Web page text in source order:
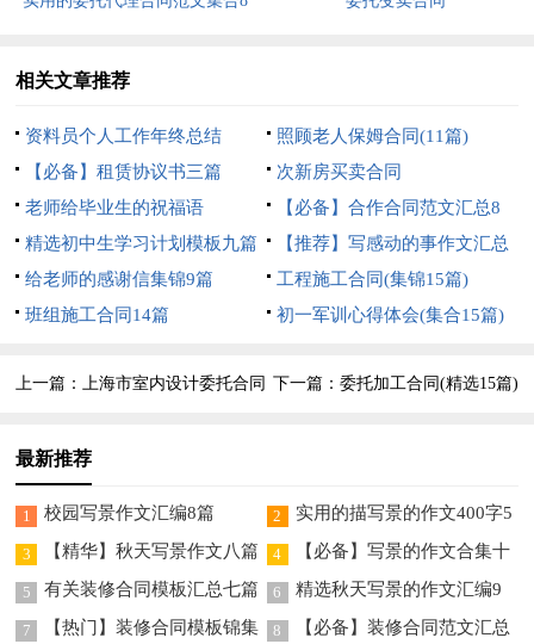
相关文章推荐
资料员个人工作年终总结
照顾老人保姆合同(11篇)
【必备】租赁协议书三篇
次新房买卖合同
老师给毕业生的祝福语
【必备】合作合同范文汇总8
篇
精选初中生学习计划模板九篇
【推荐】写感动的事作文汇总
五篇
给老师的感谢信集锦9篇
工程施工合同(集锦15篇)
班组施工合同14篇
初一军训心得体会(集合15篇)
上一篇： 上海市室内设计委托合同 下一篇： 委托加工合同(精选15篇)
最新推荐
1 校园写景作文汇编8篇 2
实用的描写景的作文400字5
篇
3 【精华】秋天写景作文八篇 4
【必备】写景的作文合集十
篇
5 有关装修合同模板汇总七篇 6
精选秋天写景的作文汇编9
篇
7
【热门】装修合同模板锦集
8
【必备】装修合同范文汇总